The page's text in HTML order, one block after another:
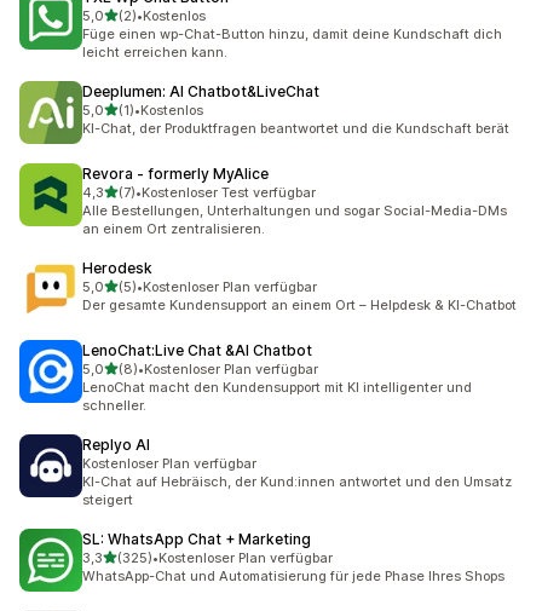
5,0von 5 Sternen
(2)
2 Rezensionen insgesamt
•Kostenlos
Füge einen wp-Chat-Button hinzu, damit deine Kundschaft dich
leicht erreichen kann.
Deeplumen: AI Chatbot&LiveChat
5,0von 5 Sternen
(1)
1 Rezensionen insgesamt
•Kostenlos
KI-Chat, der Produktfragen beantwortet und die Kundschaft berät
Revora ‑ formerly MyAlice
4,3von 5 Sternen
(7)
7 Rezensionen insgesamt
•Kostenloser Test verfügbar
Alle Bestellungen, Unterhaltungen und sogar Social-Media-DMs
an einem Ort zentralisieren.
Herodesk
5,0von 5 Sternen
(5)
5 Rezensionen insgesamt
•Kostenloser Plan verfügbar
Der gesamte Kundensupport an einem Ort – Helpdesk & KI-Chatbot
LenoChat:Live Chat &AI Chatbot
5,0von 5 Sternen
(8)
8 Rezensionen insgesamt
•Kostenloser Plan verfügbar
LenoChat macht den Kundensupport mit KI intelligenter und
schneller.
Replyo AI
Kostenloser Plan verfügbar
KI-Chat auf Hebräisch, der Kund:innen antwortet und den Umsatz
steigert
SL: WhatsApp Chat + Marketing
3,3von 5 Sternen
(325)
325 Rezensionen insgesamt
•Kostenloser Plan verfügbar
WhatsApp-Chat und Automatisierung für jede Phase Ihres Shops